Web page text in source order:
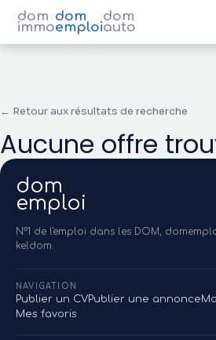
dom
immo
dom
emploi
dom
auto
← Retour aux résultats de recherche
Aucune offre
dom
emploi
N°1 de l'emploi dans les DOM,
keldom.
NAVIGATION
Publier un CVPublier une annonce
Mes favoris